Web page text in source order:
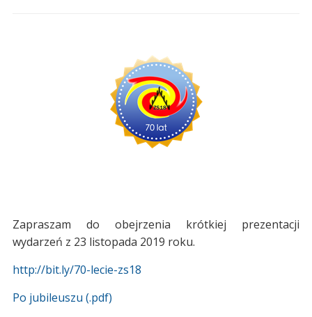
Zapraszam do obejrzenia krótkiej prezentacji
wydarzeń z 23 listopada 2019 roku.
http://bit.ly/70-lecie-zs18
Po jubileuszu (.pdf)